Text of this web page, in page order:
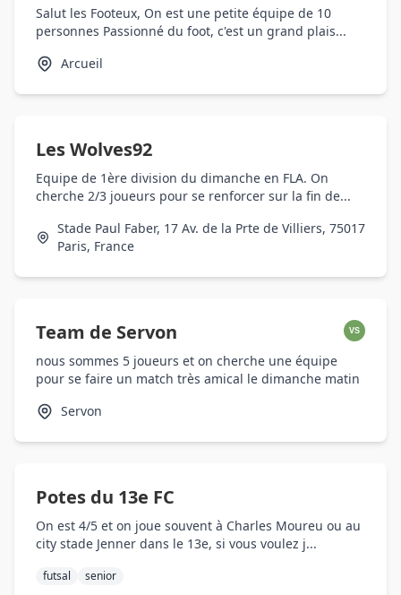
Salut les Footeux, On est une petite équipe de 10
personnes Passionné du foot, c'est un grand plais...
Arcueil
Les Wolves92
Equipe de 1ère division du dimanche en FLA. On
cherche 2/3 joueurs pour se renforcer sur la fin de...
Stade Paul Faber, 17 Av. de la Prte de Villiers, 75017
Paris, France
Team de Servon VS
nous sommes 5 joueurs et on cherche une équipe
pour se faire un match très amical le dimanche matin
Servon
Potes du 13e FC
On est 4/5 et on joue souvent à Charles Moureu ou au
city stade Jenner dans le 13e, si vous voulez j...
futsal senior